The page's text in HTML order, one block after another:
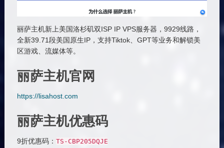
丽萨主机新上美国洛杉矶双ISP IP VPS服务器，9929线路，
全新39.71段美国原生IP，支持Tiktok、GPT等业务和解锁美
区游戏、流媒体等。
丽萨主机官网
https://lisahost.com
丽萨主机优惠码
9折优惠码： TS - CBP205DQJE